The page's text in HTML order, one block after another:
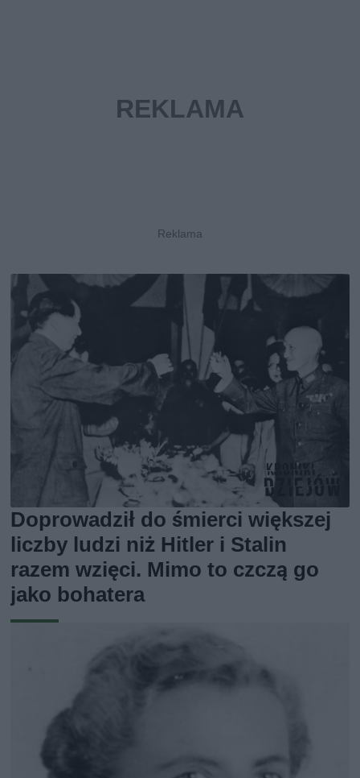
Doprowadził do śmierci większej
liczby ludzi niż Hitler i Stalin
razem wzięci. Mimo to czczą go
jako bohatera